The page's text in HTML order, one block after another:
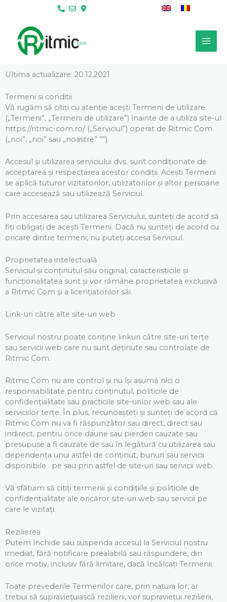
content
Ultima actualizare: 20.12.2021
Termeni si conditii
Vă rugăm să citiți cu atenție acești Termeni de utilizare
(„Termeni”, „Termeni de utilizare”) înainte de a utiliza site-ul
https://ritmic-com.ro/ („Serviciul”) operat de Ritmic Com
(„noi”, „noi” sau „noastre” ””).
Accesul și utilizarea serviciului dvs. sunt condiționate de
acceptarea și respectarea acestor condiții. Acești Termeni
se aplică tuturor vizitatorilor, utilizatorilor și altor persoane
care accesează sau utilizează Serviciul.
Prin accesarea sau utilizarea Serviciului, sunteți de acord să
fiți obligați de acești Termeni. Dacă nu sunteți de acord cu
oricare dintre termeni, nu puteți accesa Serviciul.
Proprietatea intelectuală
Serviciul și conținutul său original, caracteristicile și
funcționalitatea sunt și vor rămâne proprietatea exclusivă
a Ritmic Com și a licențiatorilor săi.
Link-uri către alte site-uri web
Serviciul nostru poate conține linkuri către site-uri terțe
sau servicii web care nu sunt deținute sau controlate de
Ritmic Com.
Ritmic Com nu are control și nu își asumă nici o
responsabilitate pentru conținutul, politicile de
confidențialitate sau practicile site-urilor web sau ale
serviciilor terțe. În plus, recunoașteți și sunteți de acord că
Ritmic Com nu va fi răspunzător sau direct, direct sau
indirect, pentru orice daune sau pierderi cauzate sau
presupuse a fi cauzate de sau în legătură cu utilizarea sau
dependența unui astfel de conținut, bunuri sau servicii
disponibile . pe sau prin astfel de site-uri sau servicii web.
Vă sfătuim să citiți termenii și condițiile și politicile de
confidențialitate ale oricăror site-uri web sau servicii pe
care le vizitați.
Rezilierea
Putem închide sau suspenda accesul la Serviciul nostru
imediat, fără notificare prealabilă sau răspundere, din
orice motiv, inclusiv fără limitare, dacă încălcați Termenii.
Toate prevederile Termenilor care, prin natura lor, ar
trebui să supraviețuiască rezilierii, vor supraviețui rezilierii,